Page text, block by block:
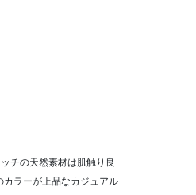
チの天然素材は肌触り良
カラーが上品なカジュアル